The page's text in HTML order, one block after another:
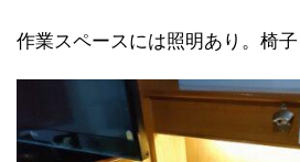
作業スペースには照明あり。椅子